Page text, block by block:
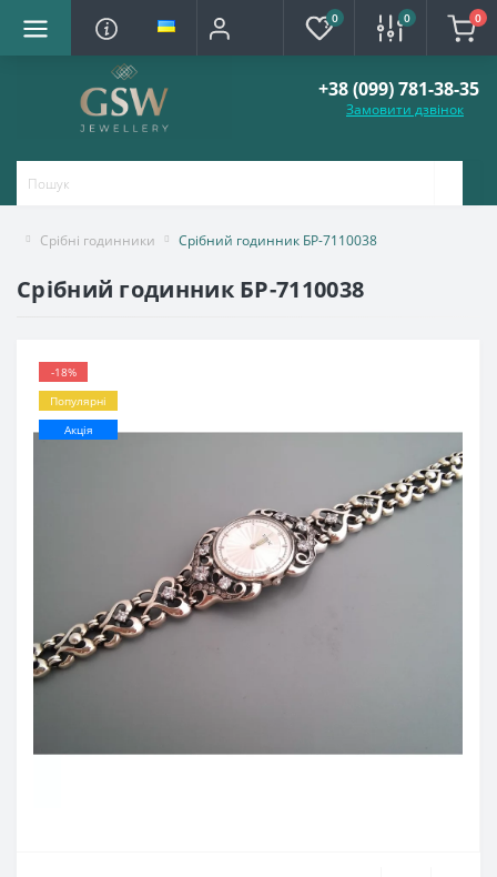
0 0 0
+38 (099) 781-38-35
Замовити дзвінок
Срібні годинники Срібний годинник БР-7110038
Срібний годинник БР-7110038
-18%
Популярні
Акція